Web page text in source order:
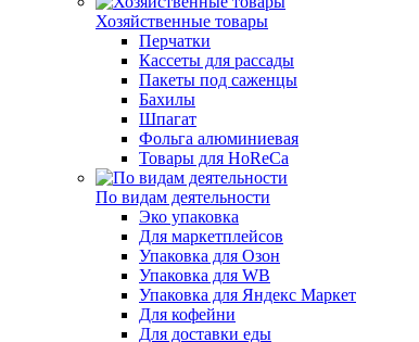
Хозяйственные товары
Перчатки
Кассеты для рассады
Пакеты под саженцы
Бахилы
Шпагат
Фольга алюминиевая
Товары для HoReCa
По видам деятельности
Эко упаковка
Для маркетплейсов
Упаковка для Озон
Упаковка для WB
Упаковка для Яндекс Маркет
Для кофейни
Для доставки еды